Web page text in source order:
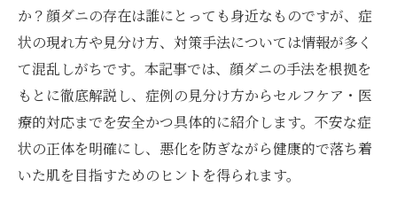
か？顔ダニの存在は誰にとっても身近なものですが、症
状の現れ方や見分け方、対策手法については情報が多く
て混乱しがちです。本記事では、顔ダニの手法を根拠を
もとに徹底解説し、症例の見分け方からセルフケア・医
療的対応までを安全かつ具体的に紹介します。不安な症
状の正体を明確にし、悪化を防ぎながら健康的で落ち着
いた肌を目指すためのヒントを得られます。